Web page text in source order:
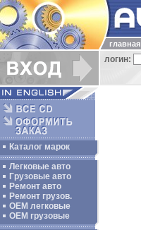
главная
логин:
Каталог марок
Легковые авто
Грузовые авто
Ремонт авто
Ремонт грузов.
ОЕМ легковые
OEM грузовые